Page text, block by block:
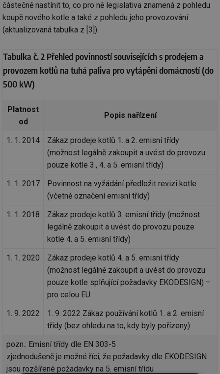
částečně nastínit to, co pro ně legislativa znamená z pohledu
koupě nového kotle a také z pohledu jeho provozování
(aktualizovaná tabulka z [3]).
Tabulka č. 2 Přehled povinností souvisejících s prodejem a
provozem kotlů na tuhá paliva pro vytápění domácností (do
500 kW)
Platnost
od
Popis nařízení
1. 1. 2014
Zákaz prodeje kotlů 1. a 2. emisní třídy
(možnost legálně zakoupit a uvést do provozu
pouze kotle 3., 4. a 5. emisní třídy)
1. 1. 2017
Povinnost na vyžádání předložit revizi kotle
(včetně označení emisní třídy)
1. 1. 2018
Zákaz prodeje kotlů 3. emisní třídy (možnost
legálně zakoupit a uvést do provozu pouze
kotle 4. a 5. emisní třídy)
1. 1. 2020
Zákaz prodeje kotlů 4. a 5. emisní třídy
(možnost legálně zakoupit a uvést do provozu
pouze kotle splňující požadavky EKODESIGN) –
pro celou EU
1. 9. 2022
1. 9. 2022 Zákaz používání kotlů 1. a 2. emisní
třídy (bez ohledu na to, kdy byly pořízeny)
pozn.: Emisní třídy dle EN 303-5
zjednodušeně je možné říci, že požadavky dle EKODESIGN
jsou rozšířené požadavky na 5. emisní třídu